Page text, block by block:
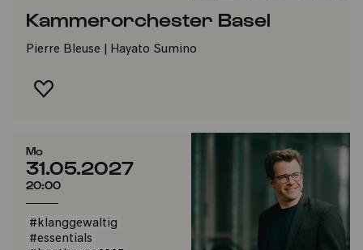
Kammerorchester Basel
Pierre Bleuse | Hayato Sumino
FAVORIT HINZUFÜGEN
Mo
31.05.2027
20:00
#klanggewaltig
#essentials